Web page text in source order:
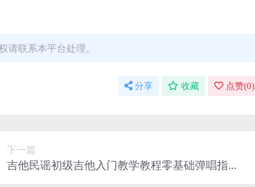
联系本平台处理。
分享 收藏 点赞(0)
下一篇
吉他民谣初级吉他入门教学教程零基础弹唱指弹